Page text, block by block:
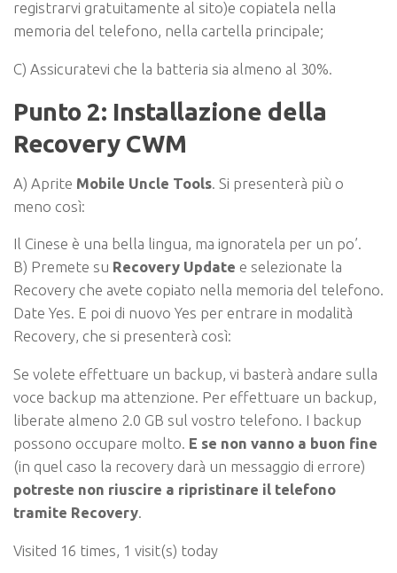
registrarvi gratuitamente al sito)e copiatela nella
memoria del telefono, nella cartella principale;
C) Assicuratevi che la batteria sia almeno al 30%.
Punto 2: Installazione della
Recovery CWM
A) Aprite Mobile Uncle Tools . Si presenterà più o
meno così:
Il Cinese è una bella lingua, ma ignoratela per un po’.
B) Premete su Recovery Update e selezionate la
Recovery che avete copiato nella memoria del telefono.
Date Yes. E poi di nuovo Yes per entrare in modalità
Recovery, che si presenterà così:
Se volete effettuare un backup, vi basterà andare sulla
voce backup ma attenzione. Per effettuare un backup,
liberate almeno 2.0 GB sul vostro telefono. I backup
possono occupare molto. E se non vanno a buon fine
(in quel caso la recovery darà un messaggio di errore)
potreste non riuscire a ripristinare il telefono
tramite Recovery.
Visited 16 times, 1 visit(s) today